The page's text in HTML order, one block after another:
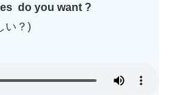
do you want ?
い？)